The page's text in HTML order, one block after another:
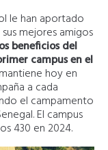
le han aportado
mejores amigos
beneficios del
campus en el
hoy en
a cada
el campamento
El campus
430 en 2024.